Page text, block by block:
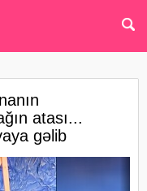
atası...
gəlib